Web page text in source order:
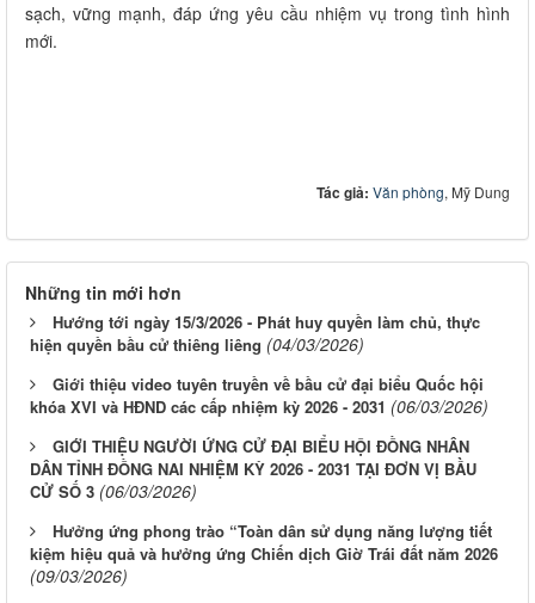
sạch, vững mạnh, đáp ứng yêu cầu nhiệm vụ trong tình hình
mới.
Tác giả: Văn phòng, Mỹ Dung
Những tin mới hơn
Hướng tới ngày 15/3/2026 - Phát huy quyền làm chủ, thực
hiện quyền bầu cử thiêng liêng (04/03/2026)
Giới thiệu video tuyên truyền về bầu cử đại biểu Quốc hội
khóa XVI và HĐND các cấp nhiệm kỳ 2026 - 2031 (06/03/2026)
GIỚI THIỆU NGƯỜI ỨNG CỬ ĐẠI BIỂU HỘI ĐỒNG NHÂN
DÂN TỈNH ĐỒNG NAI NHIỆM KỲ 2026 - 2031 TẠI ĐƠN VỊ BẦU
CỬ SỐ 3 (06/03/2026)
Hưởng ứng phong trào “Toàn dân sử dụng năng lượng tiết
kiệm hiệu quả và hưởng ứng Chiến dịch Giờ Trái đất năm 2026
(09/03/2026)